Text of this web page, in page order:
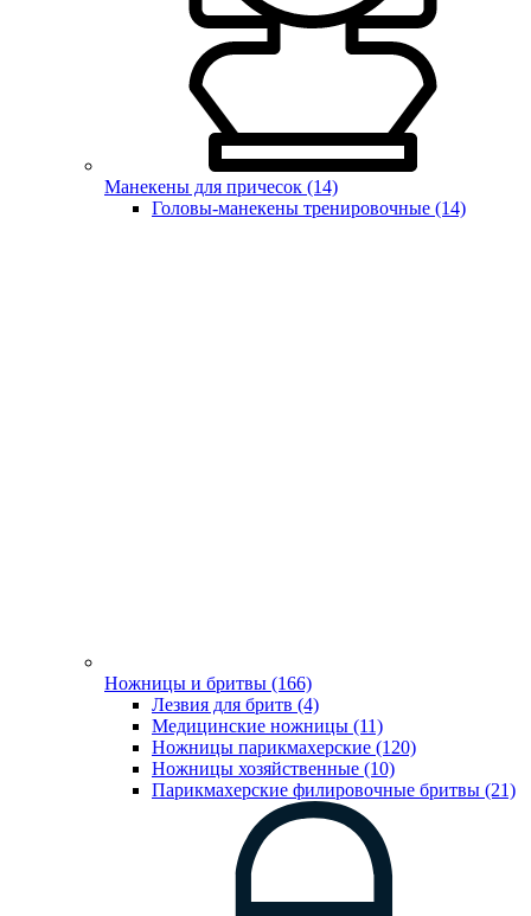
Манекены для причесок (14)
Головы-манекены тренировочные (14)
Ножницы и бритвы (166)
Лезвия для бритв (4)
Медицинские ножницы (11)
Ножницы парикмахерские (120)
Ножницы хозяйственные (10)
Парикмахерские филировочные бритвы (21)